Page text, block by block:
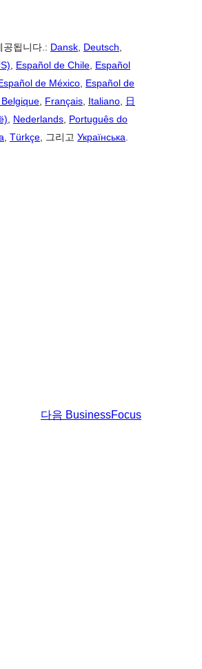
공됩니다.: Dansk Deutsch
Español de Chile Español
de México Español de
Français Italiano
日
Nederlands Português do
Türkçe , 그리고 Українська
다음 BusinessFocus